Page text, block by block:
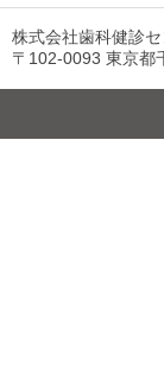
株式会社歯科健診
〒102-0093 東京都